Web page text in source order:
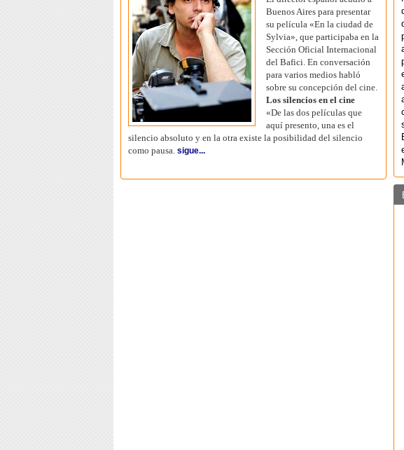
Buenos Aires para presentar
su película «En la ciudad de
Sylvia», que participaba en la
Sección Oficial Internacional
del Bafici. En conversación
para varios medios habló
sobre su concepción del cine.
Los silencios en el cine
«De las dos películas que
aquí presento, una es el
silencio absoluto y en la otra existe la posibilidad del silencio
como pausa. sigue...